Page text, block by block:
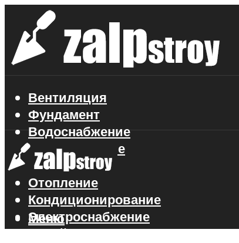
Вентиляция
Фундамент
Водоснабжение
Газоснабжение
Канализация
Отопление
Кондиционирование
Электроснабжение
Стройматериалы
Меню